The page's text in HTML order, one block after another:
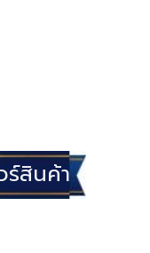
ร์สินค้า